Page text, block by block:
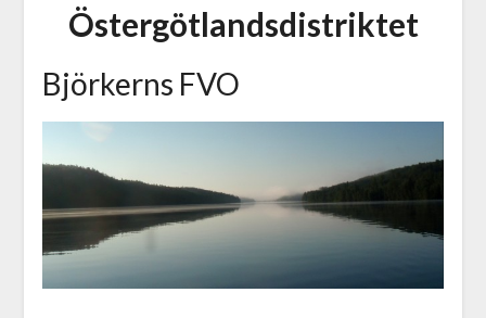
Östergötlandsdistriktet
Björkerns FVO